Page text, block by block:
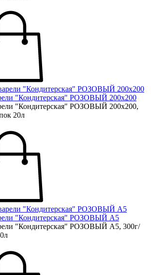
"Кондитерская" РОЗОВЫЙ 200х200
"Кондитерская" РОЗОВЫЙ 200х200,
20л
"Кондитерская" РОЗОВЫЙ А5
"Кондитерская" РОЗОВЫЙ А5, 300г/